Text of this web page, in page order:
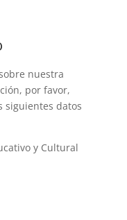
nuestra
por favor,
siguientes datos
y Cultural